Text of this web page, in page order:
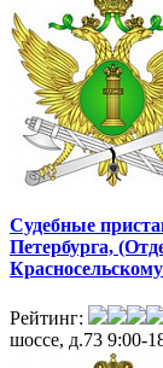
Судебные
Петербурга,
Рейтинг:
шоссе, д.73 9:00-